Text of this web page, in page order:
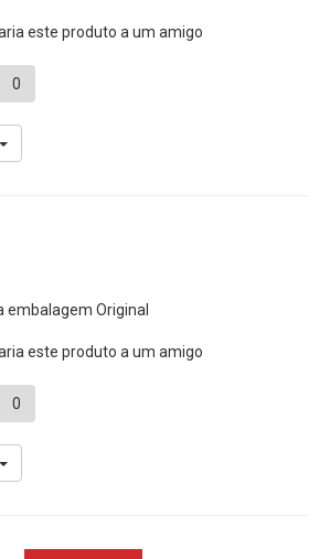
este produto a um amigo
0
embalagem Original
este produto a um amigo
0